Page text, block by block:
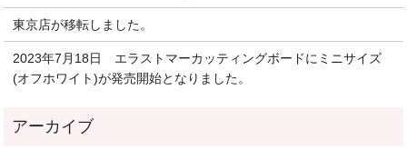
東京店が移転しました。
2023年7月18日 エラストマーカッティングボードにミニサイズ
(オフホワイト)が発売開始となりました。